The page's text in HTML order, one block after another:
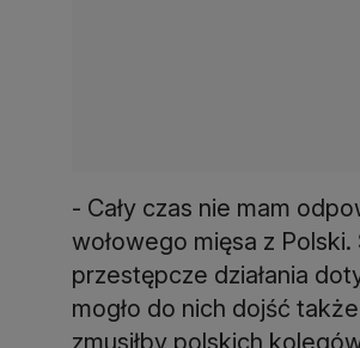
- Cały czas nie mam
wołowego mięsa z
przestępcze działania
mogło do nich dojść
zmusiłby polskich